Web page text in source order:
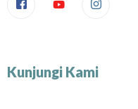
Kunjungi Kami